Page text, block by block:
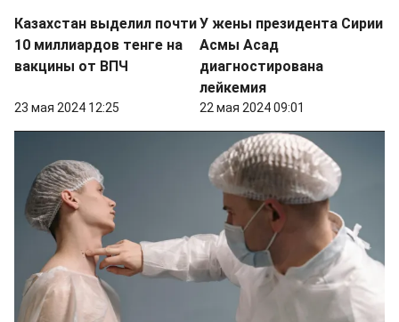
Казахстан выделил почти
10 миллиардов тенге на
вакцины от ВПЧ
23 мая 2024 12:25
У жены президента Сирии
Асмы Асад
диагностирована
лейкемия
22 мая 2024 09:01